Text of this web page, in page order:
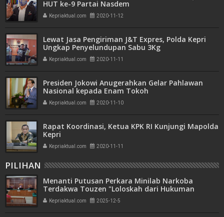
HUT ke-9 Partai Nasdem
Kepriaktual.com 2020-11-12
Lewat Jasa Pengiriman J&T Expres, Polda Kepri
Ungkap Penyelundupan Sabu 3Kg
Kepriaktual.com 2020-11-11
Presiden Jokowi Anugerahkan Gelar Pahlawan
Nasional kepada Enam Tokoh
Kepriaktual.com 2020-11-10
Rapat Koordinasi, Ketua KPK RI Kunjungi Mapolda
Kepri
Kepriaktual.com 2020-11-11
PILIHAN
Menanti Putusan Perkara Minilab Narkoba
Terdakwa Touzen "Loloskah dari Hukuman
Seumur Hidup atau Mati"
Kepriaktual.com 2025-12-5